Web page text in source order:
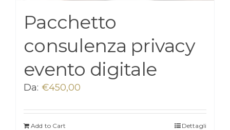
Pacchetto
consulenza privacy
evento digitale
Da: €450,00
Add to Cart Dettagli